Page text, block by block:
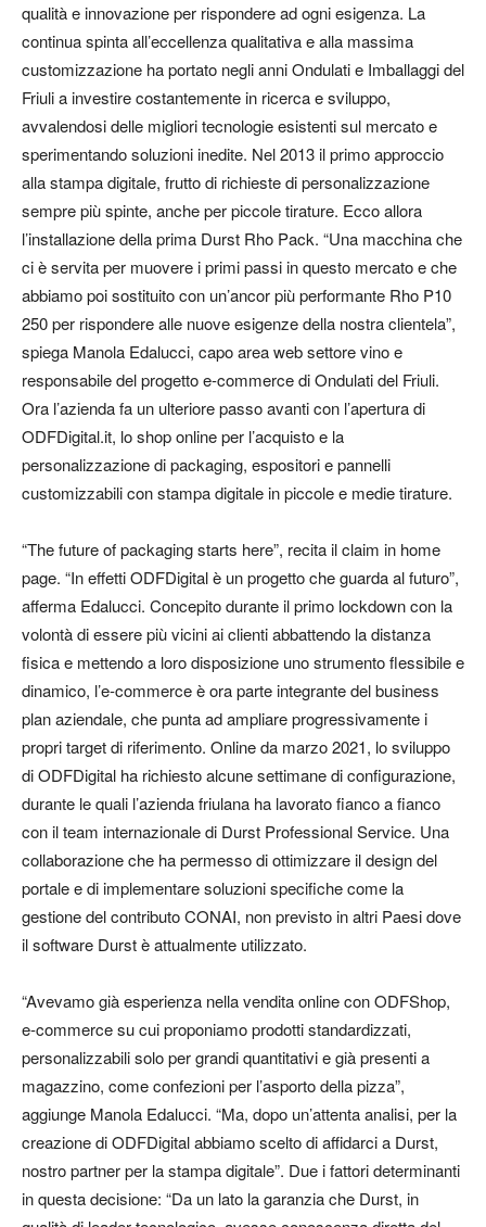
qualità e innovazione per rispondere ad ogni esigenza. La
continua spinta all’eccellenza qualitativa e alla massima
customizzazione ha portato negli anni Ondulati e Imballaggi del
Friuli a investire costantemente in ricerca e sviluppo,
avvalendosi delle migliori tecnologie esistenti sul mercato e
sperimentando soluzioni inedite. Nel 2013 il primo approccio
alla stampa digitale, frutto di richieste di personalizzazione
sempre più spinte, anche per piccole tirature. Ecco allora
l’installazione della prima Durst Rho Pack. “Una macchina che
ci è servita per muovere i primi passi in questo mercato e che
abbiamo poi sostituito con un’ancor più performante Rho P10
250 per rispondere alle nuove esigenze della nostra clientela”,
spiega Manola Edalucci, capo area web settore vino e
responsabile del progetto e-commerce di Ondulati del Friuli.
Ora l’azienda fa un ulteriore passo avanti con l’apertura di
ODFDigital.it, lo shop online per l’acquisto e la
personalizzazione di packaging, espositori e pannelli
customizzabili con stampa digitale in piccole e medie tirature.
“The future of packaging starts here”, recita il claim in home
page. “In effetti ODFDigital è un progetto che guarda al futuro”,
afferma Edalucci. Concepito durante il primo lockdown con la
volontà di essere più vicini ai clienti abbattendo la distanza
fisica e mettendo a loro disposizione uno strumento flessibile e
dinamico, l’e-commerce è ora parte integrante del business
plan aziendale, che punta ad ampliare progressivamente i
propri target di riferimento. Online da marzo 2021, lo sviluppo
di ODFDigital ha richiesto alcune settimane di configurazione,
durante le quali l’azienda friulana ha lavorato fianco a fianco
con il team internazionale di Durst Professional Service. Una
collaborazione che ha permesso di ottimizzare il design del
portale e di implementare soluzioni specifiche come la
gestione del contributo CONAI, non previsto in altri Paesi dove
il software Durst è attualmente utilizzato.
“Avevamo già esperienza nella vendita online con ODFShop,
e-commerce su cui proponiamo prodotti standardizzati,
personalizzabili solo per grandi quantitativi e già presenti a
magazzino, come confezioni per l’asporto della pizza”,
aggiunge Manola Edalucci. “Ma, dopo un’attenta analisi, per la
creazione di ODFDigital abbiamo scelto di affidarci a Durst,
nostro partner per la stampa digitale”. Due i fattori determinanti
in questa decisione: “Da un lato la garanzia che Durst, in